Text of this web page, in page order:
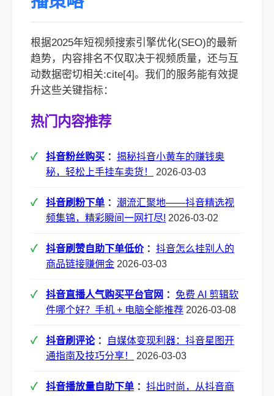
根据2025年短视频搜索引擎优化(SEO)的最新
趋势，内容排名不仅取决于视频质量，还与互
动数据密切相关:cite[4]。我们的服务能有效提
升这些关键指标：
热门内容推荐
抖音粉丝购买 ： 揭秘抖音小黄车的赚钱奥
秘，轻松上手挂车卖货！
2026-03-03
抖音刷粉下单 ： 潮流汇聚地——抖音精选视
频集锦，精彩瞬间一网打尽! 2026-03-02
抖音刷赞自助下单低价： 抖音怎么挂别人的
商品链接赚佣金 2026-03-03
抖音直播人气购买平台官网 ： 免费 AI 剪辑软
件哪个好？手机 + 电脑全能推荐 2026-03-08
抖音刷评论：
自媒体变现利器：抖音星图开
通指南及技巧分享！
2026-03-03
抖音播放量自助下单 ： 抖出时尚，从抖音商